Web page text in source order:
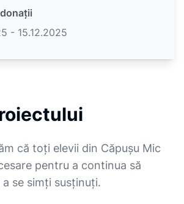
- 15.12.2025
că toți elevii din Căpușu Mic
pentru a continua să
se simți susținuți.